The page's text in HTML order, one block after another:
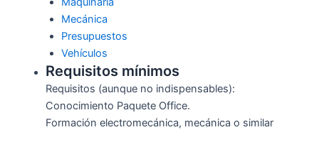
Mecánica
Presupuestos
Vehículos
Requisitos mínimos
Requisitos (aunque no indispensables):
Conocimiento Paquete Office.
Formación electromecánica, mecánica o similar